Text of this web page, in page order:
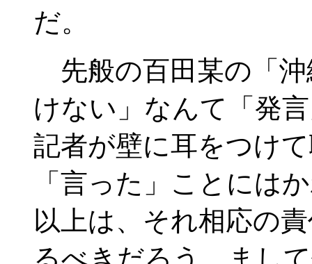
だ。
先般の百田某の「
けない」なんて「発
記者が壁に耳をつけ
「言った」ことには
以上は、それ相応の